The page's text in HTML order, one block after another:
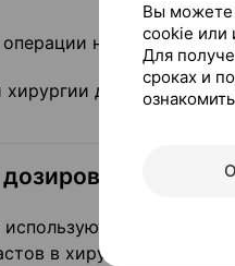
на нижних
для
в хирургии
Вы можете
cookie или
Для
сроках и